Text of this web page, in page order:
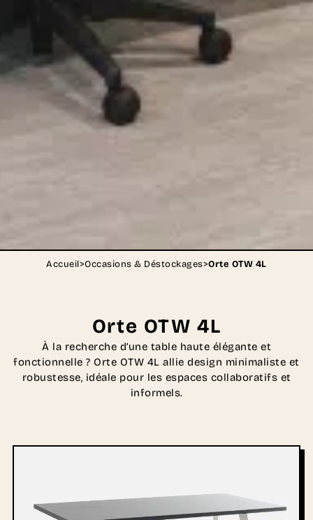
Accueil>Occasions & Déstockages>Orte OTW 4L
Orte OTW 4L
À la recherche d’une table haute élégante et
fonctionnelle ? Orte OTW 4L allie design minimaliste et
robustesse, idéale pour les espaces collaboratifs et
informels.